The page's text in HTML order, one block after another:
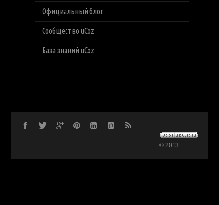
Официальный блог
Сообщество uCoz
База знаний uCoz
© 2013